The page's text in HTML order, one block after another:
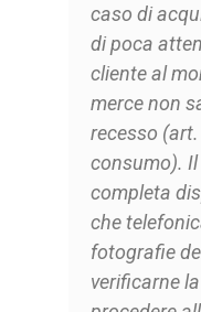
caso di
di poca
cliente al
merce non
recesso
consumo).
completa
che
fotografie
verificarne